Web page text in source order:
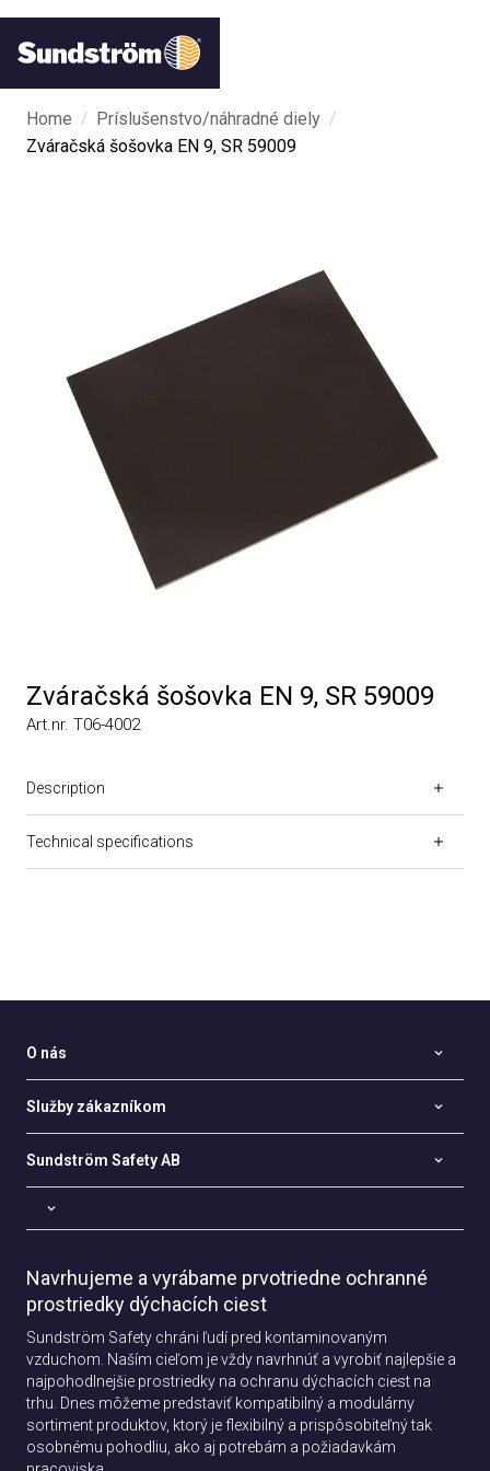
Home / Príslušenstvo/náhradné diely /
Zváračská šošovka EN 9, SR 59009
Zváračská šošovka EN 9, SR 59009
Art.nr. T06-4002
Description
Technical specifications
O nás
Služby zákazníkom
Sundström Safety AB
Navrhujeme a vyrábame prvotriedne ochranné
prostriedky dýchacích ciest
Sundström Safety chráni ľudí pred kontaminovaným
vzduchom. Naším cieľom je vždy navrhnúť a vyrobiť najlepšie a
najpohodlnejšie prostriedky na ochranu dýchacích ciest na
trhu. Dnes môžeme predstaviť kompatibilný a modulárny
sortiment produktov, ktorý je flexibilný a prispôsobiteľný tak
osobnému pohodliu, ako aj potrebám a požiadavkám